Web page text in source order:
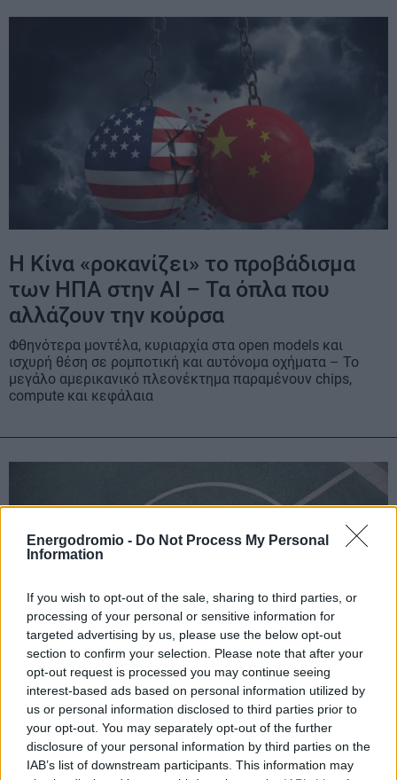
Energodromio - Do Not Process My Personal
Information
If you wish to opt-out of the sale, sharing to third parties, or
processing of your personal or sensitive information for
targeted advertising by us, please use the below opt-out
section to confirm your selection. Please note that after your
opt-out request is processed you may continue seeing
interest-based ads based on personal information utilized by
us or personal information disclosed to third parties prior to
your opt-out. You may separately opt-out of the further
disclosure of your personal information by third parties on the
IAB’s list of downstream participants. This information may
Η Κίνα «ροκανίζει» το προβάδισμα
των ΗΠΑ στην AI – Τα όπλα που
αλλάζουν την κούρσα
Φθηνότερα μοντέλα, κυριαρχία στα open models και
ισχυρή θέση σε ρομποτική και αυτόνομα οχήματα – Το
μεγάλο αμερικανικό πλεονέκτημα παραμένουν chips,
compute και κεφάλαια
«Συναγερμός» στη Ford για τα κινεζικά
ηλεκτρικά αυτοκίνητα